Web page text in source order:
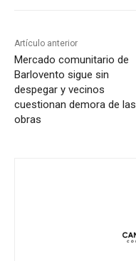
Artículo anterior
Mercado comunitario de
Barlovento sigue sin
despegar y vecinos
cuestionan demora de las
obras